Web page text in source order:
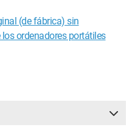
(de fábrica) sin
ordenadores portátiles